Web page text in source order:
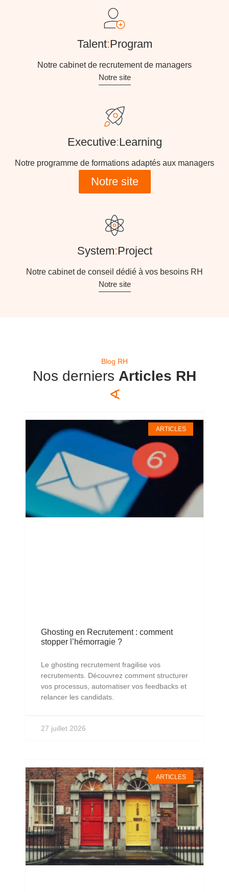
Talent:Program
Notre cabinet de recrutement de managers
Notre site
Executive:Learning
Notre programme de formations adaptés aux managers
Notre site
System:Project
Notre cabinet de conseil dédié à vos besoins RH
Notre site
Blog RH
Nos derniers Articles RH
∢
ARTICLES
Ghosting en Recrutement : comment
stopper l’hémorragie ?
Le ghosting recrutement fragilise vos
recrutements. Découvrez comment structurer
vos processus, automatiser vos feedbacks et
relancer les candidats.
27 juillet 2026
ARTICLES